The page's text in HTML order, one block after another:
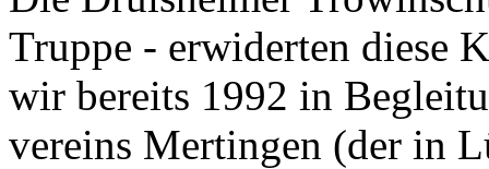
Truppe - erwiderten diese
wir bereits 1992 in
vereins Mertingen (der in